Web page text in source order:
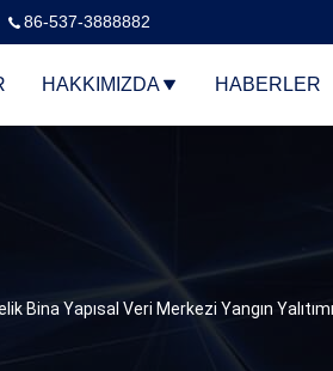
86-537-3888882
HAKKIMIZDA HABERLER
Bina Yapısal Veri Merkezi Yangın Yalıtımı